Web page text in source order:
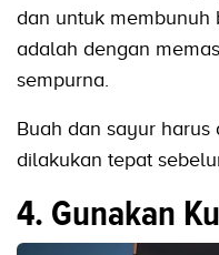
dan untuk membunuh
adalah dengan
sempurna.
Buah dan sayur harus
dilakukan tepat
4. Gunakan